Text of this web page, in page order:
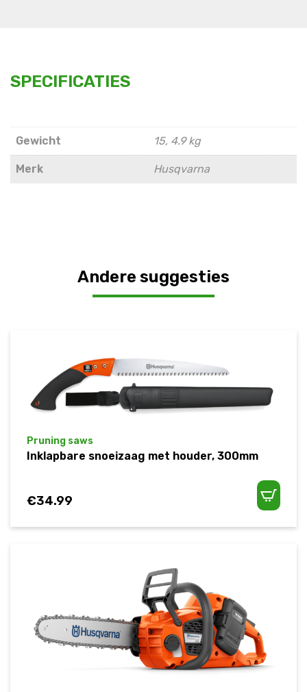
SPECIFICATIES
Gewicht 15, 4.9 kg
Merk Husqvarna
Andere suggesties
Pruning saws
Inklapbare snoeizaag met houder, 300mm
€34.99